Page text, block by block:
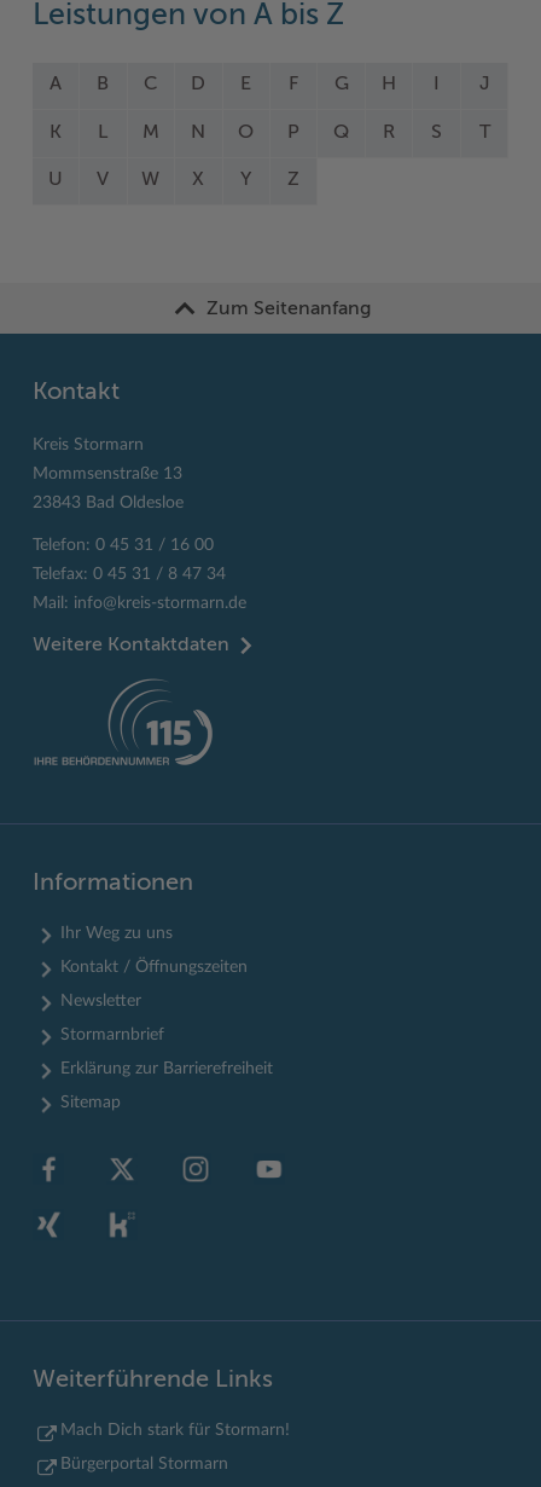
Leistungen von A bis Z
A B C D E F G H I J
K L M N O P Q R S
U V W X Y Z
Zum Seitenanfang
Kontakt
Kreis Stormarn
Mommsenstraße 13
23843 Bad Oldesloe
Telefon: 0 45 31 / 16 00
Telefax: 0 45 31 / 8 47 34
Mail: info@kreis-stormarn.de
Weitere Kontaktdaten
Informationen
Ihr Weg zu uns
Kontakt / Öffnungszeiten
Newsletter
Stormarnbrief
Erklärung zur Barrierefreiheit
Sitemap
Weiterführende Links
Mach Dich stark für Stormarn!
Bürgerportal Stormarn